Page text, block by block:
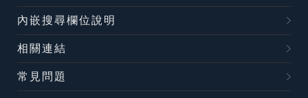
內嵌搜尋欄位說明
相關連結
常見問題